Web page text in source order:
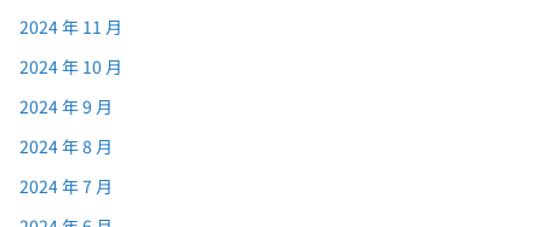
2024 年 11 月
2024 年 10 月
2024 年 9 月
2024 年 8 月
2024 年 7 月